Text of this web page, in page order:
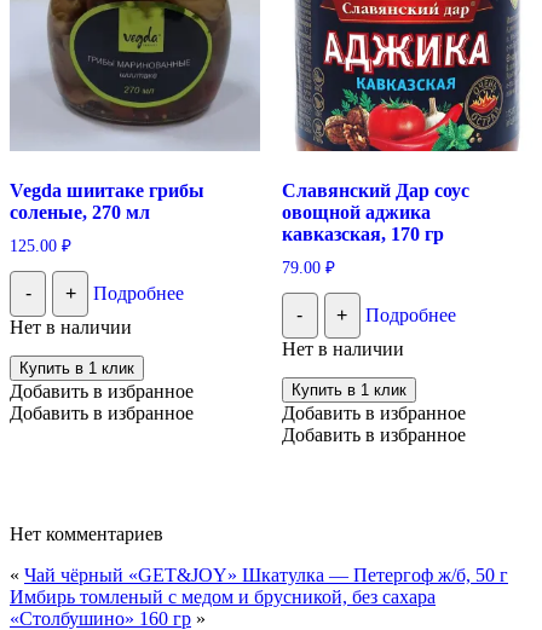
Vegda шиитаке грибы
соленые, 270 мл
125.00 ₽
- +
Подробнее
Нет в наличии
Купить в 1 клик
Добавить в избранное
Добавить в избранное
Славянский Дар соус
овощной аджика
кавказская, 170 гр
79.00 ₽
- +
Подробнее
Нет в наличии
Купить в 1 клик
Добавить в избранное
Добавить в избранное
Нет комментариев
« Чай чёрный «GET&JOY» Шкатулка — Петергоф ж/б, 50 г
Имбирь томленый с медом и брусникой, без сахара
«Столбушино» 160 гр »